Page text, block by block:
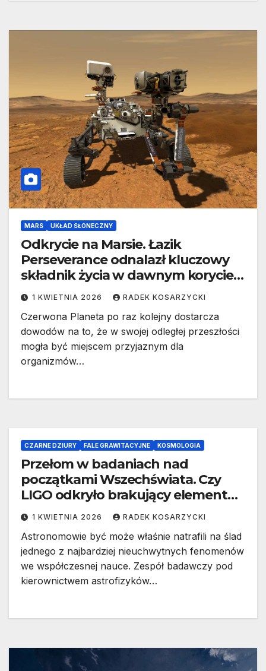
MARS UKŁAD SŁONECZNY
Odkrycie na Marsie. Łazik
Perseverance odnalazł kluczowy
składnik życia w dawnym korycie
rzeki
1 KWIETNIA 2026 RADEK KOSARZYCKI
Czerwona Planeta po raz kolejny dostarcza
dowodów na to, że w swojej odległej przeszłości
mogła być miejscem przyjaznym dla
organizmów…
CZARNE DZIURY FALE GRAWITACYJNE KOSMOLOGIA
Przełom w badaniach nad
początkami Wszechświata. Czy
LIGO odkryło brakujący element
ciemnej materii?
1 KWIETNIA 2026 RADEK KOSARZYCKI
Astronomowie być może właśnie natrafili na ślad
jednego z najbardziej nieuchwytnych fenomenów
we współczesnej nauce. Zespół badawczy pod
kierownictwem astrofizyków…